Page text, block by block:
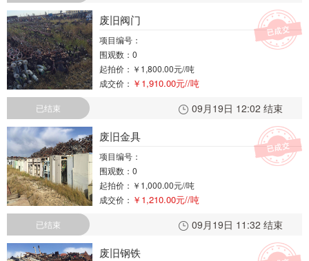
废旧阀门
项目编号：
围观数：0
起拍价： ￥1,800.00元//吨
成交价： ￥1,910.00元//吨
已结束 09月19日 12:02 结束
废旧金具
项目编号：
围观数：0
起拍价： ￥1,000.00元//吨
成交价： ￥1,210.00元//吨
已结束 09月19日 11:32 结束
废旧钢铁